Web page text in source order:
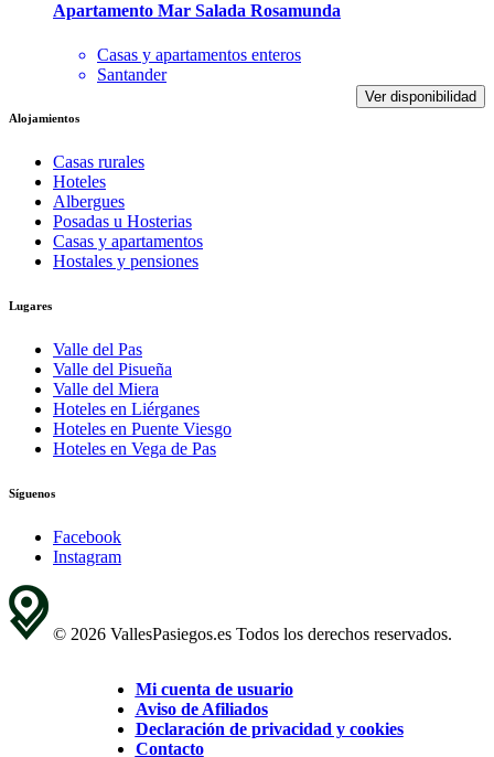
Apartamento Mar Salada Rosamunda
Casas y apartamentos enteros
Santander
Ver disponibilidad
Alojamientos
Casas rurales
Hoteles
Albergues
Posadas u Hosterias
Casas y apartamentos
Hostales y pensiones
Lugares
Valle del Pas
Valle del Pisueña
Valle del Miera
Hoteles en Liérganes
Hoteles en Puente Viesgo
Hoteles en Vega de Pas
Síguenos
Facebook
Instagram
© 2026 VallesPasiegos.es Todos los derechos reservados.
Mi cuenta de usuario
Aviso de Afiliados
Declaración de privacidad y cookies
Contacto